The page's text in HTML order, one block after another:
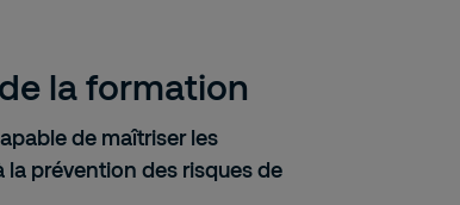
la formation
de maîtriser les
prévention des risques de